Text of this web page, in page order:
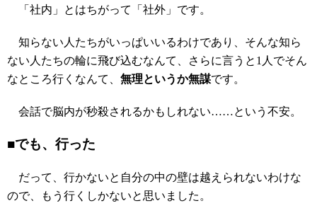
「社内」とはちがって「社外」です。
知らない人たちがいっぱいいるわけであり、そんな知ら
ない人たちの輪に飛び込むなんて、さらに言うと1人でそん
なところ行くなんて、 無理というか無謀です。
会話で脳内が秒殺されるかもしれない……という不安。
■でも、行った
だって、行かないと自分の中の壁は越えられないわけな
ので、もう行くしかないと思いました。